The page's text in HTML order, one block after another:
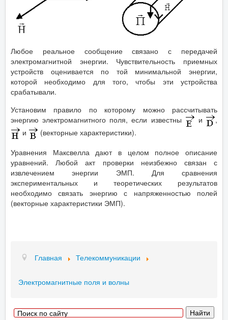
Любое реальное сообщение связано с передачей
электромагнитной энергии. Чувствительность приемных
устройств оценивается по той минимальной энергии,
которой необходимо для того, чтобы эти устройства
срабатывали.
Установим правило по которому можно рассчитывать
энергию электромагнитного поля, если известны
и
,
и
(векторные характеристики).
Уравнения Максвелла дают в целом полное описание
уравнений. Любой акт проверки неизбежно связан с
извлечением энергии ЭМП. Для сравнения
экспериментальных и теоретических результатов
необходимо связать энергию с напряженностью полей
(векторные характеристики ЭМП).
Главная Телекоммуникации
Электромагнитные поля и волны